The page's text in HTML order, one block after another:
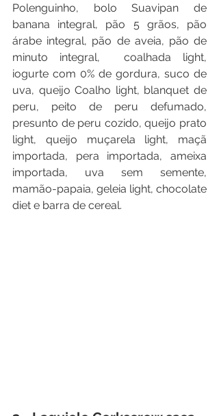
Polenguinho, bolo Suavipan de
banana integral, pão 5 grãos, pão
árabe integral, pão de aveia, pão de
minuto integral,  coalhada light,
iogurte com 0% de gordura, suco de
uva, queijo Coalho light, blanquet de
peru, peito de peru defumado,
presunto de peru cozido, queijo prato
light, queijo muçarela light, maçã
importada, pera importada, ameixa
importada, uva sem semente,
mamão-papaia, geleia light, chocolate
diet e barra de cereal.